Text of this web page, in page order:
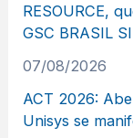
RESOURCE,
GSC BRASIL
07/08/2026
ACT 2026:
Unisys se